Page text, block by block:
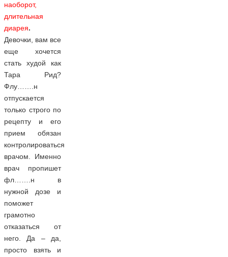
наоборот,
длительная
диарея.
Девочки, вам все
еще хочется
стать худой как
Тара Рид?
Флу…….н
отпускается
только строго по
рецепту и его
прием обязан
контролироваться
врачом. Именно
врач пропишет
фл…….н в
нужной дозе и
поможет
грамотно
отказаться от
него. Да – да,
просто взять и